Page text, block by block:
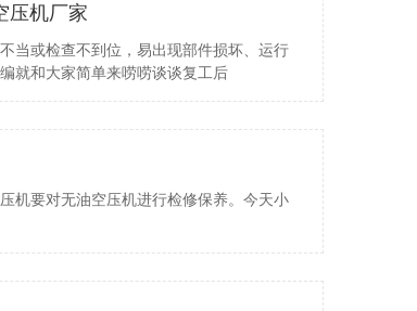
压机厂家
当或检查不到位，易出现部件损坏、运行
就和大家简单来唠唠谈谈复工后
机要对无油空压机进行检修保养。今天小